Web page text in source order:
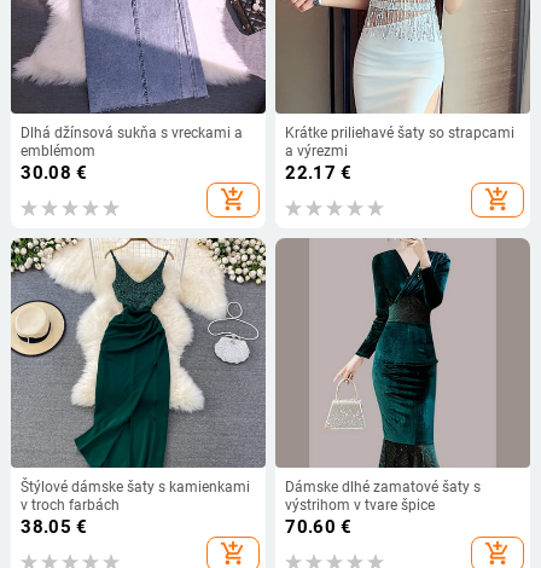
Dlhá džínsová sukňa s vreckami a
emblémom
30.08 €
add_shopping_cart
Krátke priliehavé šaty so strapcami
a výrezmi
22.17 €
add_shopping_cart
Štýlové dámske šaty s kamienkami
v troch farbách
38.05 €
add_shopping_cart
Dámske dlhé zamatové šaty s
výstrihom v tvare špice
70.60 €
add_shopping_cart